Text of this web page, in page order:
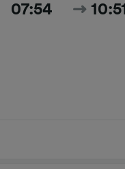
07:54 10:51